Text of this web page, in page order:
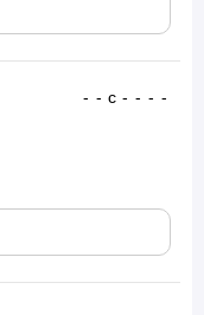
- - с - - - -